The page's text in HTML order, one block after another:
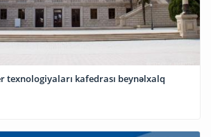
texnologiyaları kafedrası beynəlxalq